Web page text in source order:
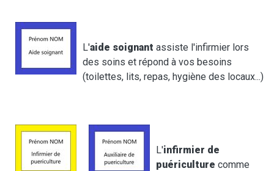
L'aide soignant assiste l'infirmier lors
des soins et répond à vos besoins
(toilettes, lits, repas, hygiène des locaux...)
L'infirmier de
puériculture comme